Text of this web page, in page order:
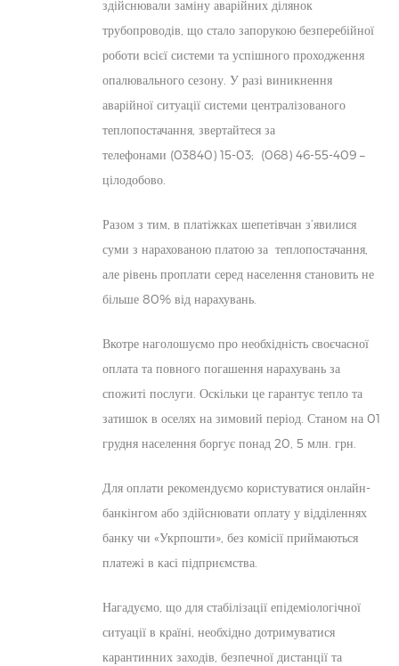
здійснювали заміну аварійних ділянок
трубопроводів, що стало запорукою безперебійної
роботи всієї системи та успішного проходження
опалювального сезону. У разі виникнення
аварійної ситуації системи централізованого
теплопостачання, звертайтеся за
телефонами (03840) 15-03; (068) 46-55-409 –
цілодобово.
Разом з тим, в платіжках шепетівчан з’явилися
суми з нарахованою платою за теплопостачання,
але рівень проплати серед населення становить не
більше 80% від нарахувань.
Вкотре наголошуємо про необхідність своєчасної
оплата та повного погашення нарахувань за
спожиті послуги. Оскільки це гарантує тепло та
затишок в оселях на зимовий період. Станом на 01
грудня населення боргує понад 20, 5 млн. грн.
Для оплати рекомендуємо користуватися онлайн-
банкінгом або здійснювати оплату у відділеннях
банку чи «Укрпошти», без комісії приймаються
платежі в касі підприємства.
Нагадуємо, що для стабілізації епідеміологічної
ситуації в країні, необхідно дотримуватися
карантинних заходів, безпечної дистанції та